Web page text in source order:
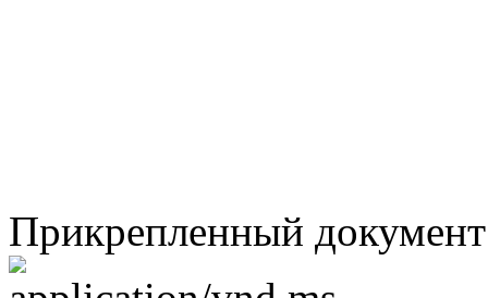
Прикрепленный